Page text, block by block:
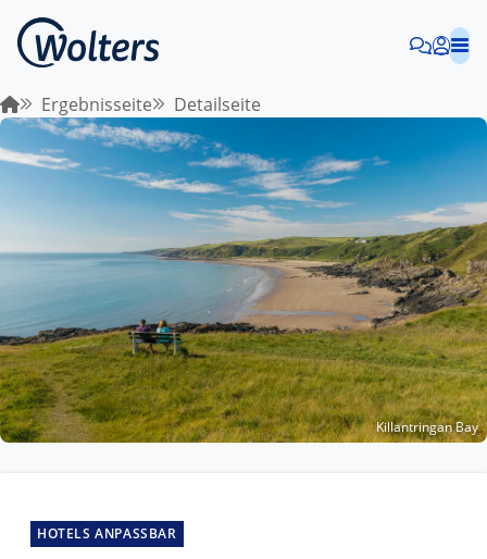
Ergebnisseite Detailseite
Killantringan Bay
HOTELS ANPASSBAR